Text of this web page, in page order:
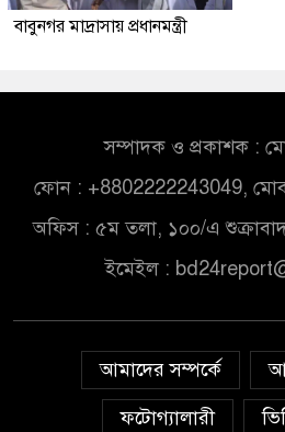
বাবুনগর মাদ্রাসায় প্রধানমন্ত্রী
সম্পাদক ও প্রকাশক :
ফোন : +8802222243049,
অফিস : ৫ম তলা, ১০০/এ
ইমেইল :
আমাদের সম্পর্কে
ফটোগ্যালারী